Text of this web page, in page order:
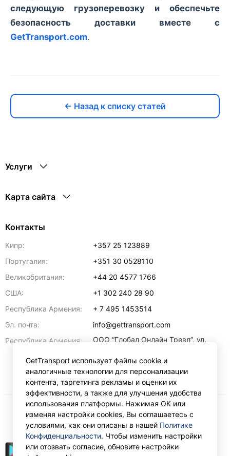
следующую грузоперевозку и обеспечьте
безопасность доставки вместе с
GetTransport.com.
← Назад к списку статей
Услуги
Карта сайта
Контакты
Кипр:
+357 25 123889
Португалия:
+351 30 0528110
Великобритания:
+44 20 4577 1766
США:
+1 302 240 28 90
Республика Армения:
+ 7 495 1453514
Эл. почта:
info@gettransport.com
Республика Армения:
ООО “Глобал Онлайн Тревл”, ул.
регистрационный номер
271.110.1183229, РНН 00238516
Ереван 0070
RUB
GetTransport использует файлы cookie и
аналогичные технологии для персонализации
контента, таргетинга рекламы и оценки их
эффективности, а также для улучшения удобства
использования платформы. Нажимая ОК или
изменяя настройки cookies, Вы соглашаетесь с
условиями, как они описаны в нашей Политике
Конфиденциальности. Чтобы изменить настройки
или отозвать согласие, обновите настройки